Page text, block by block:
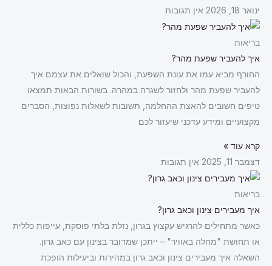
ינואר 18, 2026
אין תגובות
בריאות
איך להעביר שפעת מהר?
החורף מביא עמו את עונת השפעת, והכול שואלים את עצמם איך
להעביר שפעת מהר ולחזור לשגרה במהרה. בשורות הבאות תמצאו
טיפים חשובים להאצת ההחלמה, תשובות לשאלות נפוצות, הסברים
מקצועיים ומידע עדכני שיעזור לכם
קרא עוד »
דצמבר 11, 2025
אין תגובות
בריאות
איך מעבירים צינון וכאב גרון?
כאשר מתחילים להרגיש עקצוץ בגרון, נזלת בלתי פוסקת, עייפות כללית
או תחושת "מחלה באוויר" – ייתכן שמדובר בצינון עם כאב גרון.
השאלה איך מעבירים צינון וכאב גרון במהירות וביעילות הופכת